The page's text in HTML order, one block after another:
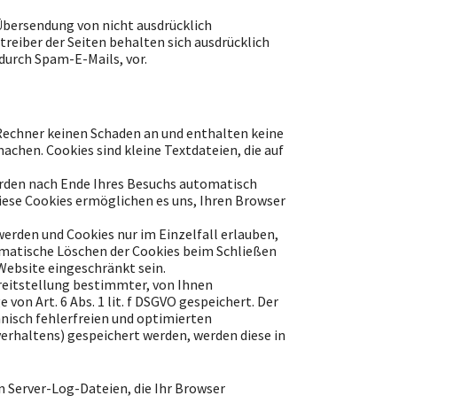
von nicht ausdrücklich
der Seiten behalten sich ausdrücklich
Spam-E-Mails, vor.
keinen Schaden an und enthalten keine
Cookies sind kleine Textdateien, die auf
nach Ende Ihres Besuchs automatisch
Cookies ermöglichen es uns, Ihren Browser
und Cookies nur im Einzelfall erlauben,
Löschen der Cookies beim Schließen
eingeschränkt sein.
bestimmter, von Ihnen
Art. 6 Abs. 1 lit. f DSGVO gespeichert. Der
fehlerfreien und optimierten
gespeichert werden, werden diese in
Log-Dateien, die Ihr Browser